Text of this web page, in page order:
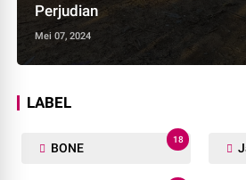
Perjudian
Mei 07, 2024
LABEL
BONE
18